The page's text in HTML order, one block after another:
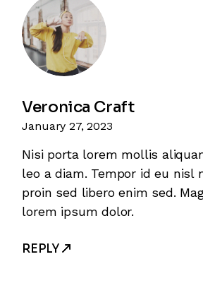
Veronica Craft
January 27, 2023
Nisi porta lorem mollis
leo a diam. Tempor id eu nisl
proin sed libero enim sed.
lorem ipsum dolor.
REPLY